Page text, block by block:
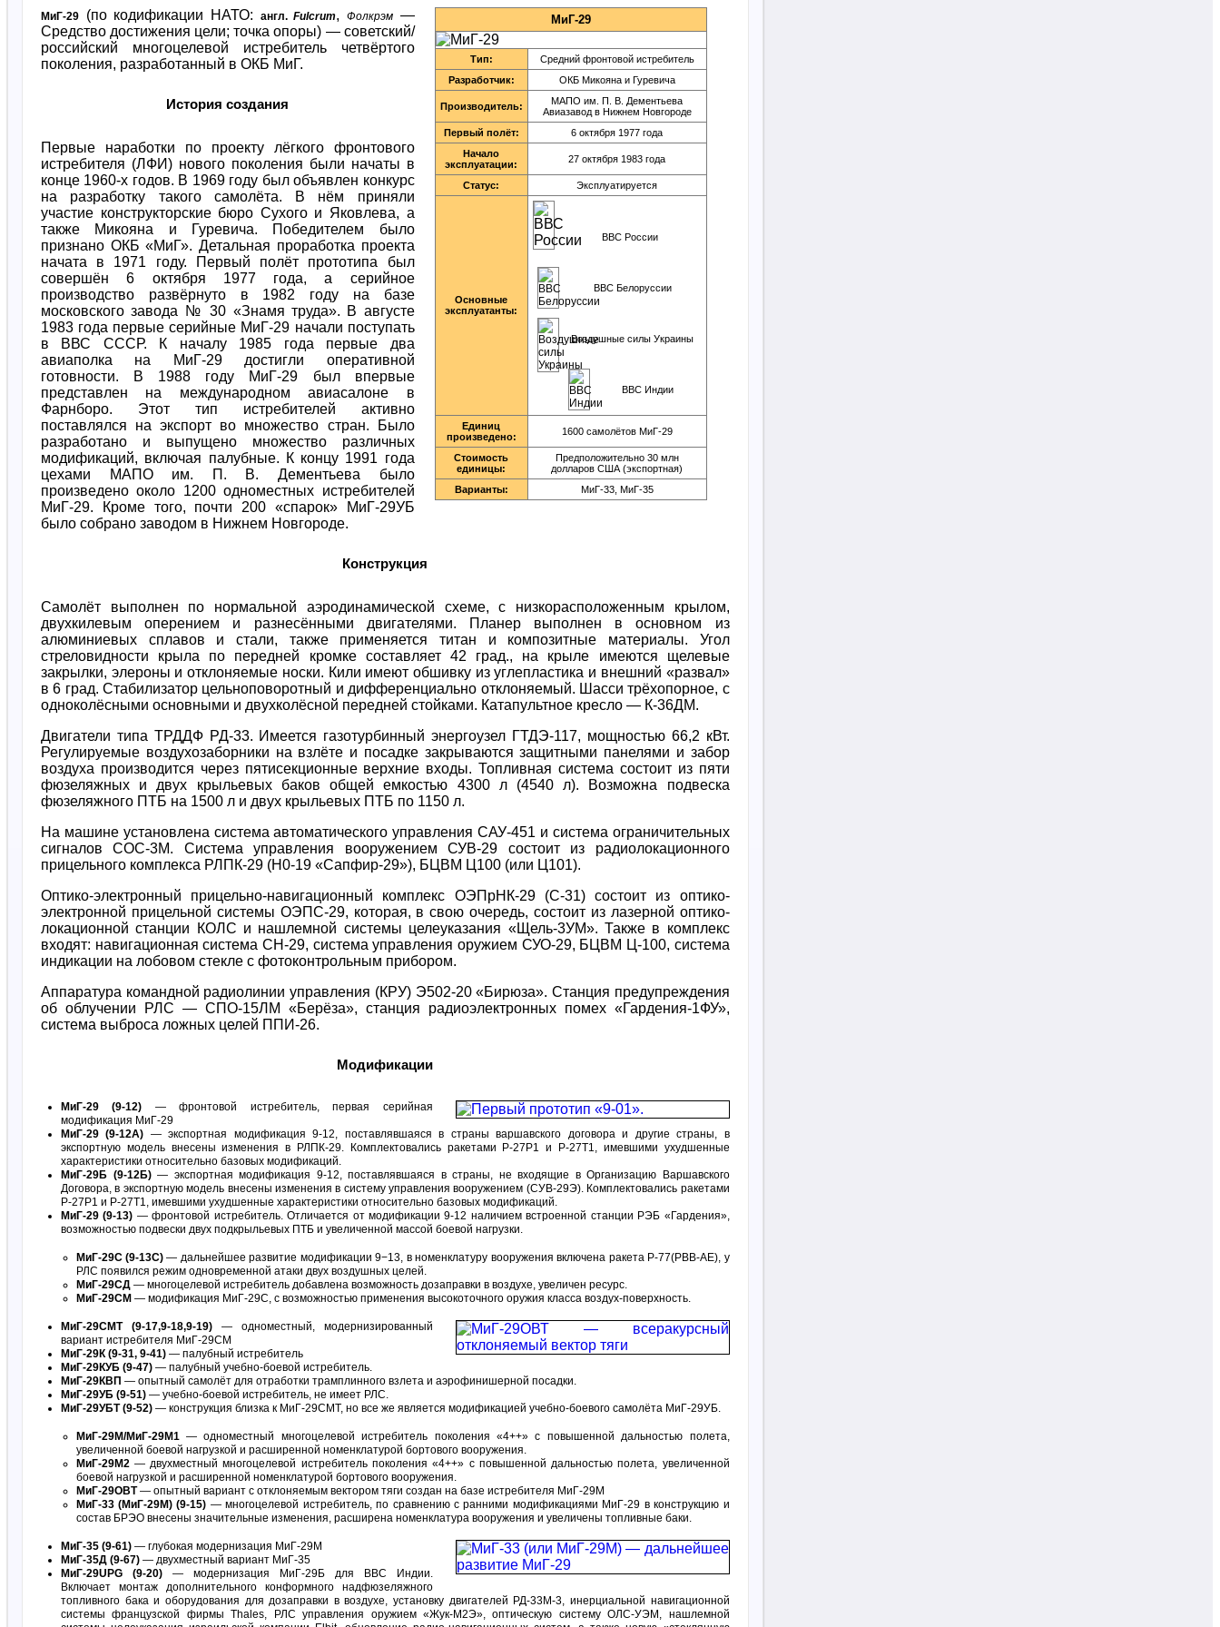
МиГ-29
Тип:
Средний фронтовой истребитель
Разработчик:
ОКБ Микояна и Гуревича
Производитель:
МАПО им. П. В. Дементьева
Авиазавод в Нижнем Новгороде
Первый полёт:
6 октября 1977 года
Начало
эксплуатации:
27 октября 1983 года
Статус: Эксплуатируется
Основные
эксплуатанты:
ВВС России
ВВС Белоруссии
Воздушные силы Украины
ВВС Индии
Единиц
произведено:
1600 самолётов МиГ-29
Стоимость
единицы:
Предположительно 30 млн
долларов США (экспортная)
Варианты:
МиГ-33, МиГ-35
МиГ-29 (по кодификации НАТО: англ.Fulcrum,Фолкрэм —
Средство достижения цели; точка опоры) — советский/
российский многоцелевой истребитель четвёртого
поколения, разработанный в ОКБ МиГ.
История создания
Первые наработки по проекту лёгкого фронтового
истребителя (ЛФИ) нового поколения были начаты в
конце 1960-х годов. В 1969 году был объявлен конкурс
на разработку такого самолёта. В нём приняли
участие конструкторские бюро Сухого и Яковлева, а
также Микояна и Гуревича. Победителем было
признано ОКБ «МиГ». Детальная проработка проекта
начата в 1971 году. Первый полёт прототипа был
совершён 6 октября 1977 года, а серийное
производство развёрнуто в 1982 году на базе
московского завода № 30 «Знамя труда». В августе
1983 года первые серийные МиГ-29 начали поступать
в ВВС СССР. К началу 1985 года первые два
авиаполка на МиГ-29 достигли оперативной
готовности. В 1988 году МиГ-29 был впервые
представлен на международном авиасалоне в
Фарнборо. Этот тип истребителей активно
поставлялся на экспорт во множество стран. Было
разработано и выпущено множество различных
модификаций, включая палубные. К концу 1991 года
цехами МАПО им. П. В. Дементьева было
произведено около 1200 одноместных истребителей
МиГ-29. Кроме того, почти 200 «спарок» МиГ-29УБ
было собрано заводом в Нижнем Новгороде.
Конструкция
Самолёт выполнен по нормальной аэродинамической схеме, с низкорасположенным крылом,
двухкилевым оперением и разнесёнными двигателями. Планер выполнен в основном из
алюминиевых сплавов и стали, также применяется титан и композитные материалы. Угол
стреловидности крыла по передней кромке составляет 42 град., на крыле имеются щелевые
закрылки, элероны и отклоняемые носки. Кили имеют обшивку из углепластика и внешний «развал»
в 6 град. Стабилизатор цельноповоротный и дифференциально отклоняемый. Шасси трёхопорное, с
одноколёсными основными и двухколёсной передней стойками. Катапультное кресло — К-36ДМ.
Двигатели типа ТРДДФ РД-33. Имеется газотурбинный энергоузел ГТДЭ-117, мощностью 66,2 кВт.
Регулируемые воздухозаборники на взлёте и посадке закрываются защитными панелями и забор
воздуха производится через пятисекционные верхние входы. Топливная система состоит из пяти
фюзеляжных и двух крыльевых баков общей емкостью 4300 л (4540 л). Возможна подвеска
фюзеляжного ПТБ на 1500 л и двух крыльевых ПТБ по 1150 л.
На машине установлена система автоматического управления САУ-451 и система ограничительных
сигналов СОС-3М. Система управления вооружением СУВ-29 состоит из радиолокационного
прицельного комплекса РЛПК-29 (Н0-19 «Сапфир-29»), БЦВМ Ц100 (или Ц101).
Оптико-электронный прицельно-навигационный комплекс ОЭПрНК-29 (С-31) состоит из оптико-
электронной прицельной системы ОЭПС-29, которая, в свою очередь, состоит из лазерной оптико-
локационной станции КОЛС и нашлемной системы целеуказания «Щель-3УМ». Также в комплекс
входят: навигационная система СН-29, система управления оружием СУО-29, БЦВМ Ц-100, система
индикации на лобовом стекле с фотоконтрольным прибором.
Аппаратура командной радиолинии управления (КРУ) Э502-20 «Бирюза». Станция предупреждения
об облучении РЛС — СПО-15ЛМ «Берёза», станция радиоэлектронных помех «Гардения-1ФУ»,
система выброса ложных целей ППИ-26.
Модификации
МиГ-29 (9-12) — фронтовой истребитель, первая серийная
модификация МиГ-29
МиГ-29 (9-12А) — экспортная модификация 9-12, поставлявшаяся в страны варшавского договора и другие страны, в
экспортную модель внесены изменения в РЛПК-29. Комплектовались ракетами Р-27Р1 и Р-27Т1, имевшими ухудшенные
характеристики относительно базовых модификаций.
МиГ-29Б (9-12Б)— экспортная модификация 9-12, поставлявшаяся в страны, не входящие в Организацию Варшавского
Договора, в экспортную модель внесены изменения в систему управления вооружением (СУВ-29Э). Комплектовались ракетами
Р-27Р1 и Р-27Т1, имевшими ухудшенные характеристики относительно базовых модификаций.
МиГ-29 (9-13) — фронтовой истребитель. Отличается от модификации 9-12 наличием встроенной станции РЭБ «Гардения»,
возможностью подвески двух подкрыльевых ПТБ и увеличенной массой боевой нагрузки.
МиГ-29С (9-13С)— дальнейшее развитие модификации 9−13, в номенклатуру вооружения включена ракета Р-77(РВВ-АЕ), у
РЛС появился режим одновременной атаки двух воздушных целей.
МиГ-29СД— многоцелевой истребитель добавлена возможность дозаправки в воздухе, увеличен ресурс.
МиГ-29СМ — модификация МиГ-29С, с возможностью применения высокоточного оружия класса воздух-поверхность.
МиГ-29СМТ (9-17,9-18,9-19)— одноместный, модернизированный
вариант истребителя МиГ-29СМ
МиГ-29К (9-31, 9-41) — палубный истребитель
МиГ-29КУБ (9-47) — палубный учебно-боевой истребитель.
МиГ-29КВП — опытный самолёт для отработки трамплинного взлета и аэрофинишерной посадки.
МиГ-29УБ (9-51) — учебно-боевой истребитель, не имеет РЛС.
МиГ-29УБТ (9-52) — конструкция близка к МиГ-29СМТ, но все же является модификацией учебно-боевого самолёта МиГ-29УБ.
МиГ-29М/МиГ-29М1— одноместный многоцелевой истребитель поколения «4++» с повышенной дальностью полета,
увеличенной боевой нагрузкой и расширенной номенклатурой бортового вооружения.
МиГ-29М2— двухместный многоцелевой истребитель поколения «4++» с повышенной дальностью полета, увеличенной
боевой нагрузкой и расширенной номенклатурой бортового вооружения.
МиГ-29ОВТ— опытный вариант с отклоняемым вектором тяги создан на базе истребителя МиГ-29М
МиГ-33 (МиГ-29М) (9-15) — многоцелевой истребитель, по сравнению с ранними модификациями МиГ-29 в конструкцию и
состав БРЭО внесены значительные изменения, расширена номенклатура вооружения и увеличены топливные баки.
МиГ-35 (9-61) — глубокая модернизация МиГ-29М
МиГ-35Д (9-67) — двухместный вариант МиГ-35
МиГ-29UPG (9-20)— модернизация МиГ-29Б для ВВС Индии.
Включает монтаж дополнительного конформного надфюзеляжного
топливного бака и оборудования для дозаправки в воздухе, установку двигателей РД-33М-3, инерциальной навигационной
системы французской фирмы Thales, РЛС управления оружием «Жук-М2Э», оптическую систему ОЛС-УЭМ, нашлемной